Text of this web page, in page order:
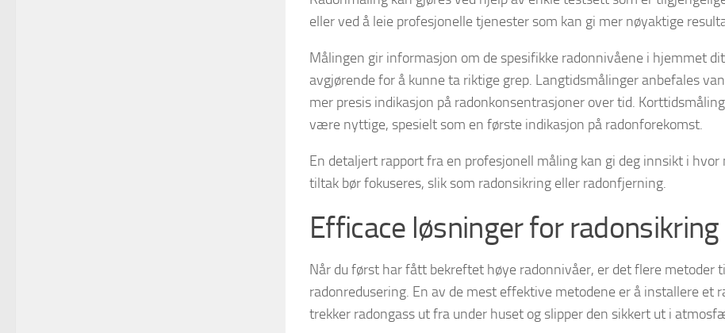
eller ved å leie profesjonelle tjenester som kan gi mer nøyaktige
Målingen gir informasjon om de spesifikke radonnivåene i hjemmet
avgjørende for å kunne ta riktige grep. Langtidsmålinger anbefales
mer presis indikasjon på radonkonsentrasjoner over tid.
være nyttige, spesielt som en første indikasjon på radonforekomst.
En detaljert rapport fra en profesjonell måling kan gi deg innsikt i hvor
tiltak bør fokuseres, slik som radonsikring eller radonfjerning.
Efficace løsninger for radonsikring
Når du først har fått bekreftet høye radonnivåer, er det flere metoder
radonredusering. En av de mest effektive metodene er å installere et
trekker radongass ut fra under huset og slipper den sikkert ut i